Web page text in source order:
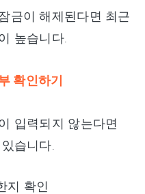
금이 해제된다면 최근
높습니다.
확인하기
입력되지 않는다면
습니다.
지 확인